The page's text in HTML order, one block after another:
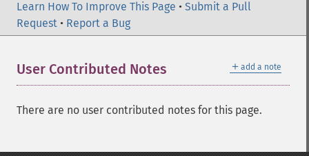
Learn How To Improve This Page • Submit a Pull
Request • Report a Bug
＋ add a note
User Contributed Notes
There are no user contributed notes for this page.